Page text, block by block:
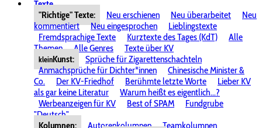
Texte
"Richtige" Texte:
Neu erschienen Neu überarbeitet
Neu
kommentiert
Neu eingesprochen
Lieblingstexte
Fremdsprachige Texte
Kurztexte des Tages (KdT)
Alle
Themen
Alle Genres Texte über KV
kleinKunst:
Sprüche für Zigarettenschachteln
Anmachsprüche für Dichter*innen
Chinesische Minister &
Co.
Der KV-Friedhof Berühmte letzte Worte
Lieber KV
als gar keine Literatur
Warum heißt es eigentlich...?
Werbeanzeigen für KV
Best of SPAM
Fundgrube
"Deutsch"
Kolumnen:
Autorenkolumnen
Teamkolumnen